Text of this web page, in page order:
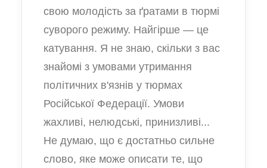
свою молодість за ґратами в тюрмі
суворого режиму. Найгірше — це
катування. Я не знаю, скільки з вас
знайомі з умовами утримання
політичних в'язнів у тюрмах
Російської Федерації. Умови
жахливі, нелюдські, принизливі...
Не думаю, що є достатньо сильне
слово, яке може описати те, що